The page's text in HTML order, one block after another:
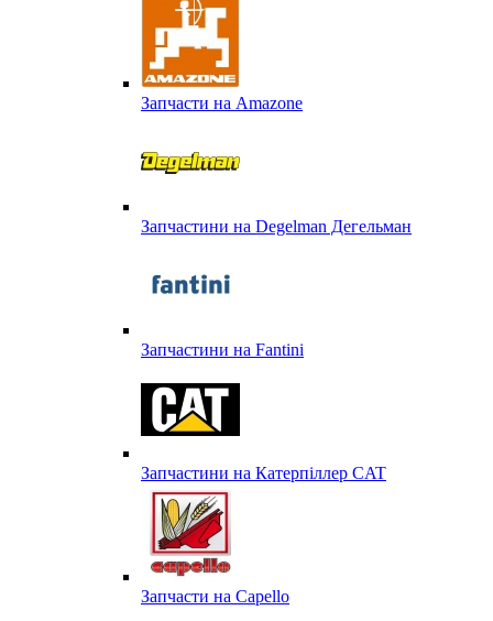
Запчасти на Amazone
Запчастини на Degelman Дегельман
Запчастини на Fantini
Запчастини на Катерпіллер CAT
Запчасти на Capello